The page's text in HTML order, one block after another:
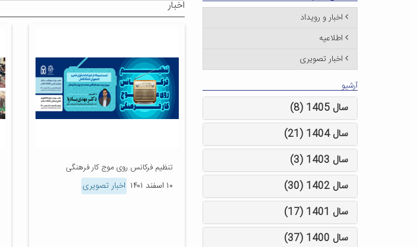
اخبار
تنظیم فرکانس روی موج کار فرهنگی
۱۰ اسفند ۱۴۰۱ اخبار تصویری
اخبار و رویداد
اطلاعیه
اخبار تصویری
آرشیو
سال 1405 (8)
سال 1404 (21)
سال 1403 (3)
سال 1402 (30)
سال 1401 (17)
سال 1400 (37)